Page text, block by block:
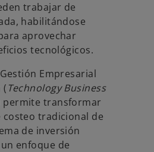
trabajar de
habilitándose
aprovechar
tecnológicos.
Empresarial
( Technology Business
permite transformar
costeo tradicional de
de inversión
enfoque de